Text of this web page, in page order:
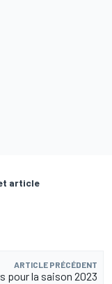
article
ARTICLE PRÉCÉDENT
pour la saison 2023